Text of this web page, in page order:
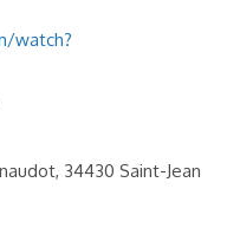
watch?
34430 Saint-Jean